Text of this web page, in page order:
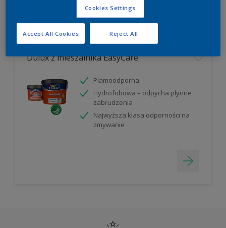
Filter
Dulux z mieszalnika EasyCare
Plamoodporna
Hydrofobowa – odpycha płynne
zabrudzenia
Najwyższa klasa odporności na
zmywanie
Cookies Settings
Reject All
Accept All Cookies